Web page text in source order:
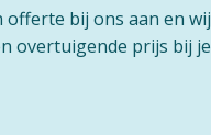
bij ons aan en wij
overtuigende prijs bij je